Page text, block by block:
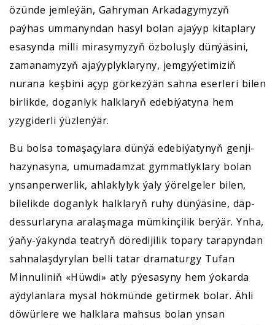
özünde jemleýän, Gahryman Arkadagymyzyň
paýhas ummanyndan hasyl bolan ajaýyp kitaplary
esasynda milli mirasymyzyň özboluşly dünýäsini,
zamanamyzyň ajaýyplyklaryny, jemgyýetimiziň
nurana keşbini açyp görkezýän sahna eserleri bilen
birlikde, doganlyk halklaryň edebiýatyna hem
yzygiderli ýüzlenýär.
Bu bolsa tomaşaçylara dünýä edebiýatynyň genji-
hazynasyna, umumadamzat gymmatlyklary bolan
ynsanperwerlik, ahlaklylyk ýaly ýörelgeler bilen,
bilelikde doganlyk halklaryň ruhy dünýäsine, däp-
dessurlaryna aralaşmaga mümkinçilik berýär. Ynha,
ýaňy-ýakynda teatryň döredijilik topary tarapyndan
sahnalaşdyrylan belli tatar dramaturgy Tufan
Minnuliniň «Hüwdi» atly pýesasyny hem ýokarda
aýdylanlara mysal hökmünde getirmek bolar. Ähli
döwürlere we halklara mahsus bolan ynsan